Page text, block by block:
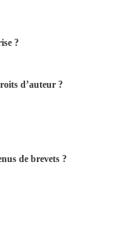
?
d’auteur ?
de brevets ?